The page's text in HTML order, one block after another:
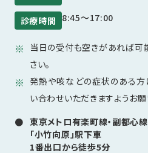
診療時間 8:45～17:00
当日の受付も空きがあれば可
さい。
発熱や咳などの症状のある
い合わせいただきますようお願
東京メトロ有楽町線・副都心
「小竹向原」駅下車
1番出口から徒歩5分